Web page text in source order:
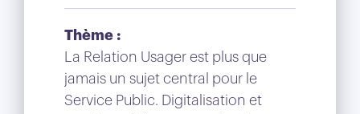
Thème :
La Relation Usager est plus que
jamais un sujet central pour le
Service Public. Digitalisation et